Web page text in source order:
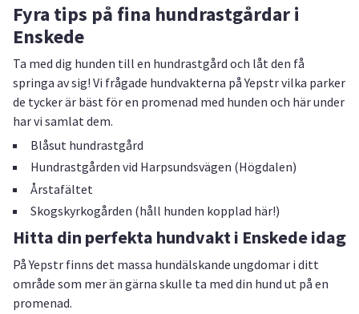
Fyra tips på fina hundrastgårdar i
Enskede
Ta med dig hunden till en hundrastgård och låt den få
springa av sig! Vi frågade hundvakterna på Yepstr vilka parker
de tycker är bäst för en promenad med hunden och här under
har vi samlat dem.
Blåsut hundrastgård
Hundrastgården vid Harpsundsvägen (Högdalen)
Årstafältet
Skogskyrkogården (håll hunden kopplad här!)
Hitta din perfekta hundvakt i Enskede idag
På Yepstr finns det massa hundälskande ungdomar i ditt
område som mer än gärna skulle ta med din hund ut på en
promenad.